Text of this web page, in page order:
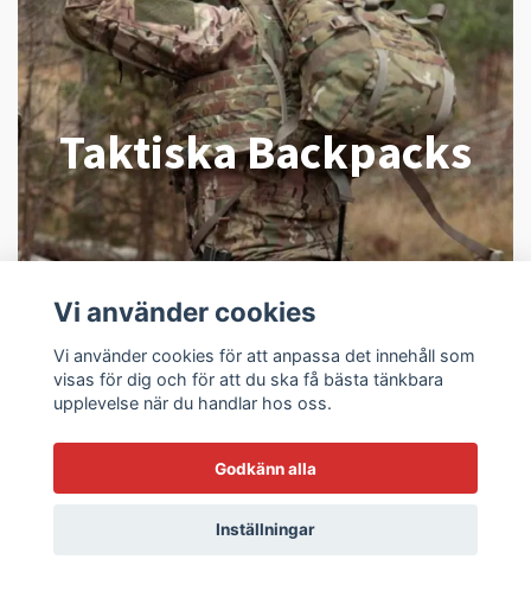
Taktiska Backpacks
Vi använder cookies
Vi använder cookies för att anpassa det innehåll som
visas för dig och för att du ska få bästa tänkbara
upplevelse när du handlar hos oss.
Godkänn alla
Inställningar